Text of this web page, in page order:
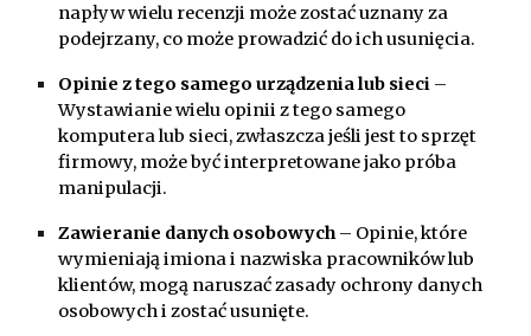
napływ wielu recenzji może zostać uznany za
podejrzany, co może prowadzić do ich usunięcia.
Opinie z tego samego urządzenia lub sieci –
Wystawianie wielu opinii z tego samego
komputera lub sieci, zwłaszcza jeśli jest to sprzęt
firmowy, może być interpretowane jako próba
manipulacji.
Zawieranie danych osobowych– Opinie, które
wymieniają imiona i nazwiska pracowników lub
klientów, mogą naruszać zasady ochrony danych
osobowych i zostać usunięte.